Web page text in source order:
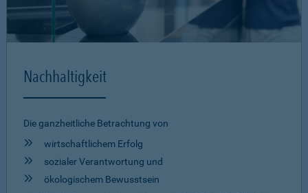
Nachhaltigkeit
Die ganzheitliche Betrachtung von
wirtschaftlichem Erfolg
sozialer Verantwortung und
ökologischem Bewusstsein